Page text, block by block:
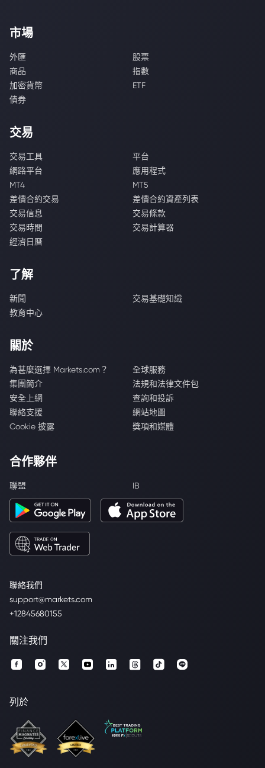
聯絡我們
support@markets.com
+12845680155
市場
外匯
股票
商品
指數
加密貨幣
ETF
債券
交易
交易工具
平台
網路平台
應用程式
MT4
MT5
差價合約交易
差價合約資產列表
交易信息
交易條款
交易時間
交易計算器
經濟日曆
了解
新聞
交易基礎知識
教育中心
關於
為甚麼選擇 Markets.com？
全球服務
集團簡介
法規和法律文件包
安全上網
查詢和投訴
聯絡支援
網站地圖
Cookie 披露
獎項和媒體
合作夥伴
聯盟 IB
關注我們
列於